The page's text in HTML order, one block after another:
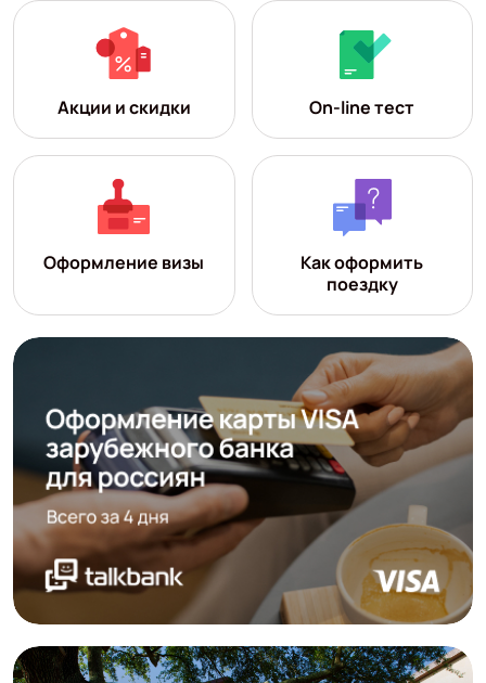
Акции и скидки On-line тест
Оформление визы
Как оформить
поездку